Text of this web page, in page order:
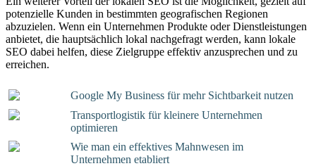
potenzielle Kunden in bestimmten geografischen Regionen
abzuzielen. Wenn ein Unternehmen Produkte oder Dienstleistungen
anbietet, die hauptsächlich lokal nachgefragt werden, kann lokale
SEO dabei helfen, diese Zielgruppe effektiv anzusprechen und zu
erreichen.
Google My Business für mehr Sichtbarkeit nutzen
Transportlogistik für kleinere Unternehmen
optimieren
Wie man ein effektives Mahnwesen im
Unternehmen etabliert